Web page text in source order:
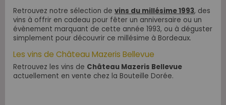
Retrouvez notre sélection de vins du millésime 1993, des
vins à offrir en cadeau pour fêter un anniversaire ou un
évènement marquant de cette année 1993, ou à déguster
simplement pour découvrir ce millésime à Bordeaux.
Les vins de Château Mazeris Bellevue
Retrouvez les vins de Château Mazeris Bellevue
actuellement en vente chez la Bouteille Dorée.